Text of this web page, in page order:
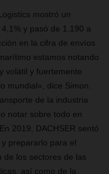
mostró un
y pasó de 1.190 a
en la cifra de envíos
estamos notando
volátil y fuertemente
mundial», dice Simon.
de la industria
notar sobre todo en
2019, DACHSER sentó
prepararlo para el
de los sectores de las
así como de la